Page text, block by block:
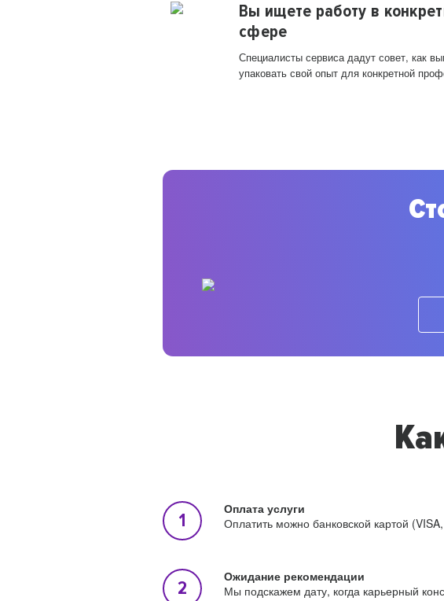
Вы ищете работу в
сфере
Специалисты сервиса дадут совет, как
упаковать свой опыт для конкретной
Оплата услуги
Оплатить можно банковской картой
Ожидание рекомендации
Мы подскажем дату, когда карьерный